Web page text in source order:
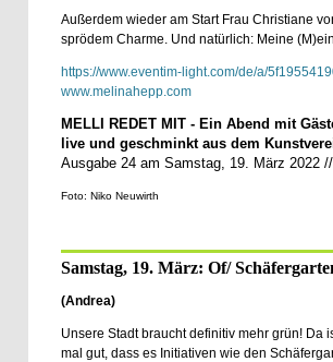
Außerdem wieder am Start Frau Christiane
sprödem Charme. Und natürlich: Meine
https://www.eventim-light.com/de/a/
www.melinahepp.com
MELLI REDET MIT - Ein Abend mit
live und geschminkt aus dem
Ausgabe 24 am Samstag, 19. März 2022
Foto: Niko Neuwirth
Samstag, 19. März: Of/
(Andrea)
Unsere Stadt braucht definitiv mehr grün! Da
mal gut, dass es Initiativen wie den